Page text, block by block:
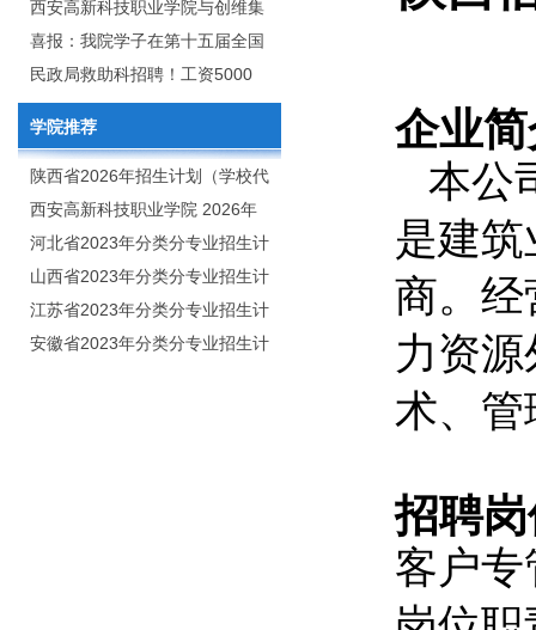
之才
人：西安高新科技职业学院召开
2020年年终总结暨表彰网络视频
会
西安高新科技职业学院与创维集
团举行校企合作签约仪式
喜报：我院学子在第十五届全国
大学生广告艺术大赛（大广
赛）、第十一届未来设计师.高校
数字艺术设计大赛（NCDA）国
赛中喜获佳绩
民政局救助科招聘！工资5000
元/月
学院推荐
陕西省2026年招生计划（学校代
码：8103）
西安高新科技职业学院 2026年
招生章程
河北省2023年分类分专业招生计
划（院校代号：1889）
山西省2023年分类分专业招生计
划（院校代号：5560）
江苏省2023年分类分专业招生计
划（院校代号：8931）
安徽省2023年分类分专业招生计
企业
本公
是建
商。经
力资
术、管
招聘
客户专